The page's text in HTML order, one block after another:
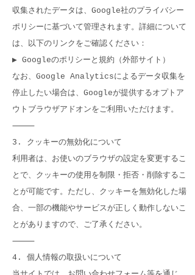
収集されたデータは、Google社のプライバシー
ポリシーに基づいて管理されます。詳細について
は、以下のリンクをご確認ください：
▶ Googleのポリシーと規約（外部サイト）
なお、Google Analyticsによるデータ収集を
停止したい場合は、Googleが提供するオプトア
ウトブラウザアドオンをご利用いただけます。
⸻
3. クッキーの無効化について
利用者は、お使いのブラウザの設定を変更するこ
とで、クッキーの使用を制限・拒否・削除するこ
とが可能です。ただし、クッキーを無効化した場
合、一部の機能やサービスが正しく動作しないこ
とがありますので、ご了承ください。
⸻
4. 個人情報の取扱いについて